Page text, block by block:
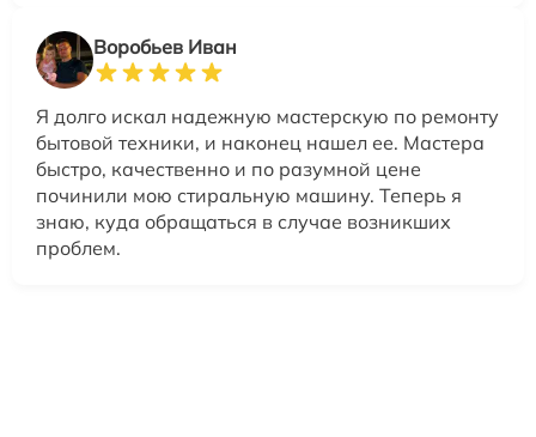
Воробьев Иван
Я долго искал надежную мастерскую по ремонту
бытовой техники, и наконец нашел ее. Мастера
быстро, качественно и по разумной цене
починили мою стиральную машину. Теперь я
знаю, куда обращаться в случае возникших
проблем.